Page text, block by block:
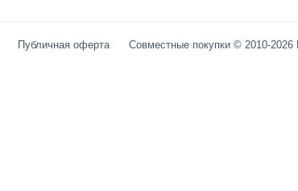
Публичная оферта Совместные покупки © 2010-